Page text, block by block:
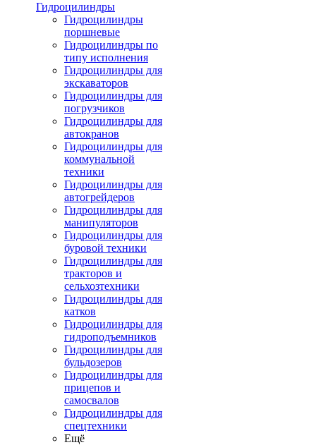
Гидроцилиндры
Гидроцилиндры
поршневые
Гидроцилиндры по
типу исполнения
Гидроцилиндры для
экскаваторов
Гидроцилиндры для
погрузчиков
Гидроцилиндры для
автокранов
Гидроцилиндры для
коммунальной
техники
Гидроцилиндры для
автогрейдеров
Гидроцилиндры для
манипуляторов
Гидроцилиндры для
буровой техники
Гидроцилиндры для
тракторов и
сельхозтехники
Гидроцилиндры для
катков
Гидроцилиндры для
гидроподъемников
Гидроцилиндры для
бульдозеров
Гидроцилиндры для
прицепов и
самосвалов
Гидроцилиндры для
спецтехники
Ещё